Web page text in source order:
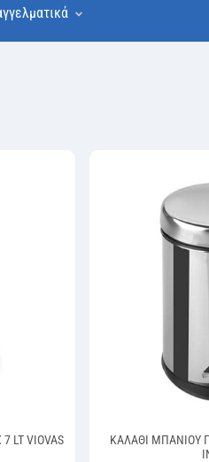
LT VIOVAS
ΚΑΛΑΘΙ ΜΠΑΝΙΟΥ